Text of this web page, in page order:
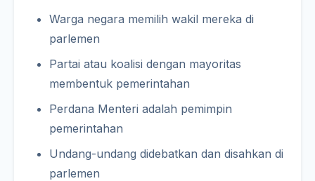
Warga negara memilih wakil mereka di
parlemen
Partai atau koalisi dengan mayoritas
membentuk pemerintahan
Perdana Menteri adalah pemimpin
pemerintahan
Undang-undang didebatkan dan disahkan di
parlemen